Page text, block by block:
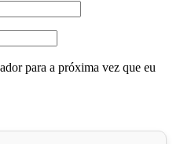
para a próxima vez que eu